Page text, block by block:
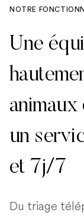
NOTRE
Une
un
et 7j/7
Du triage